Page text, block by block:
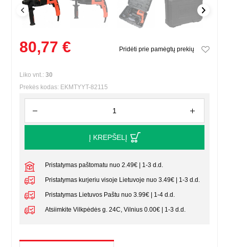
80,77 € Pridėti prie pamėgtų prekių
Liko vnt.:30
Prekės kodas: EKMTYYT-82115
Į KREPŠELĮ
Pristatymas paštomatu nuo 2.49€ | 1-3 d.d.
Pristatymas kurjeriu visoje Lietuvoje nuo 3.49€ | 1-3 d.d.
Pristatymas Lietuvos Paštu nuo 3.99€ | 1-4 d.d.
Atsiimkite Vilkpėdės g. 24C, Vilnius 0.00€ | 1-3 d.d.